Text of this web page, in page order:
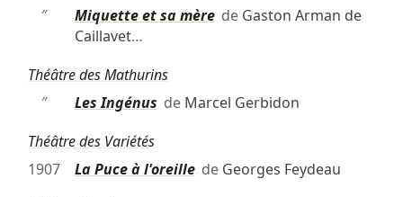
″
Miquette et sa mèrede Gaston Arman de
Caillavet…
Théâtre des Mathurins
″
Les Ingénus de Marcel Gerbidon
Théâtre des Variétés
1907
La Puce à l'oreillede Georges Feydeau